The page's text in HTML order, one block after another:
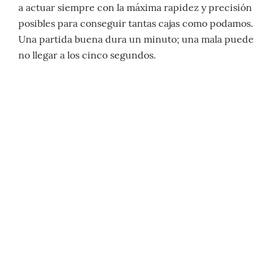
a actuar siempre con la máxima rapidez y precisión
posibles para conseguir tantas cajas como podamos.
Una partida buena dura un minuto; una mala puede
no llegar a los cinco segundos.